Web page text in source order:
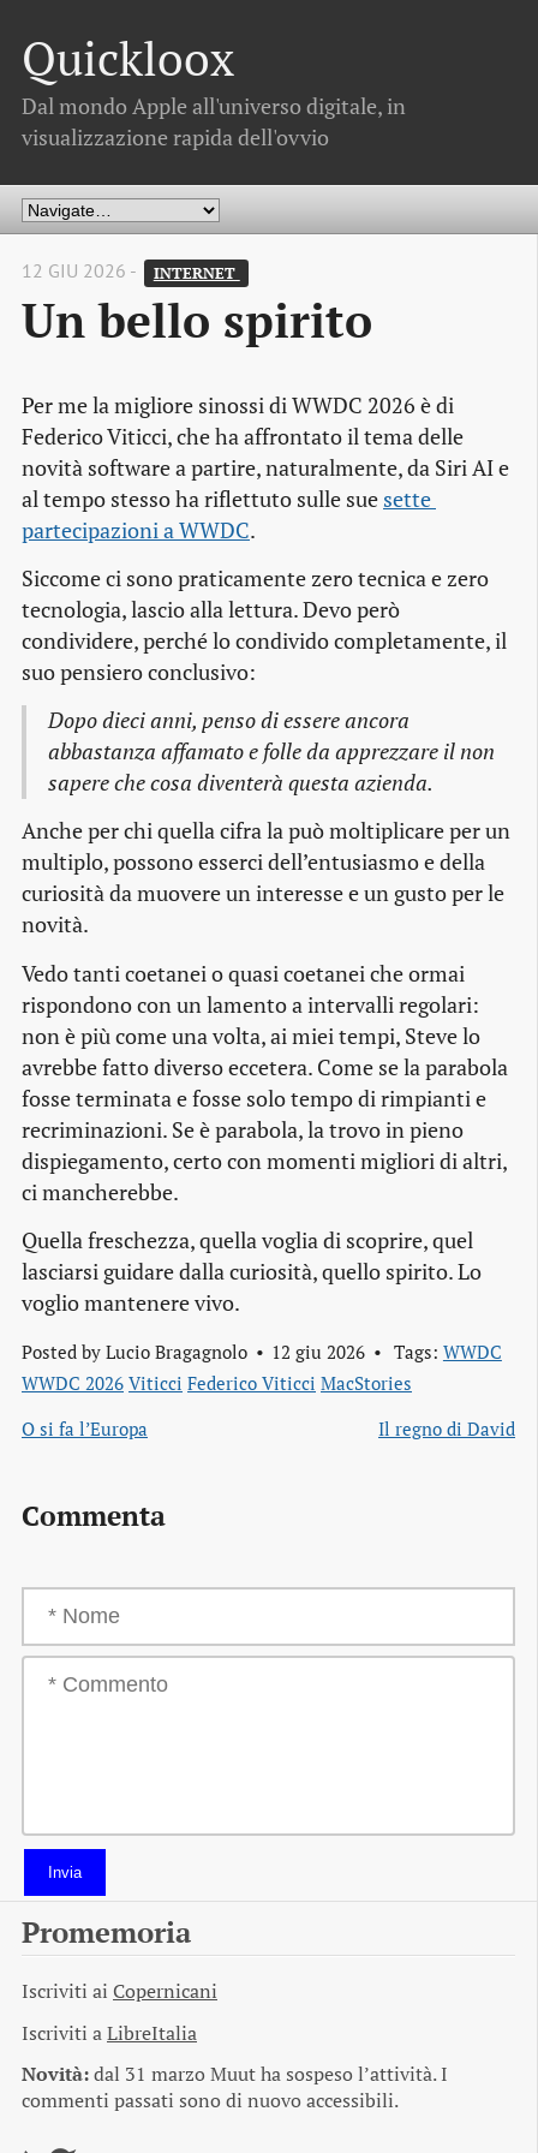
Quickloox
Dal mondo Apple all'universo digitale, in
visualizzazione rapida dell'ovvio
12 GIU 2026 - INTERNET
Un bello spirito
Per me la migliore sinossi di WWDC 2026 è di
Federico Viticci, che ha affrontato il tema delle
novità software a partire, naturalmente, da Siri AI e
al tempo stesso ha riflettuto sulle sue sette
partecipazioni a WWDC.
Siccome ci sono praticamente zero tecnica e zero
tecnologia, lascio alla lettura. Devo però
condividere, perché lo condivido completamente, il
suo pensiero conclusivo:
Dopo dieci anni, penso di essere ancora
abbastanza affamato e folle da apprezzare il non
sapere che cosa diventerà questa azienda.
Anche per chi quella cifra la può moltiplicare per un
multiplo, possono esserci dell’entusiasmo e della
curiosità da muovere un interesse e un gusto per le
novità.
Vedo tanti coetanei o quasi coetanei che ormai
rispondono con un lamento a intervalli regolari:
non è più come una volta, ai miei tempi, Steve lo
avrebbe fatto diverso eccetera. Come se la parabola
fosse terminata e fosse solo tempo di rimpianti e
recriminazioni. Se è parabola, la trovo in pieno
dispiegamento, certo con momenti migliori di altri,
ci mancherebbe.
Quella freschezza, quella voglia di scoprire, quel
lasciarsi guidare dalla curiosità, quello spirito. Lo
voglio mantenere vivo.
Posted by Lucio Bragagnolo 12 giu 2026 Tags: WWDC
WWDC 2026 Viticci Federico Viticci MacStories
O si fa l’Europa
Il regno di David
Commenta
Invia
Promemoria
Iscriviti ai Copernicani
Iscriviti aLibreItalia
Novità:dal 31 marzo Muut ha sospeso l’attività. I
commenti passati sono di nuovo accessibili.